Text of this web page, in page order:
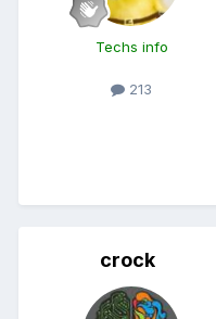
Techs info
213
crock